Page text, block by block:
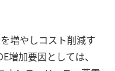
増やしコスト削減す
増加要因としては、